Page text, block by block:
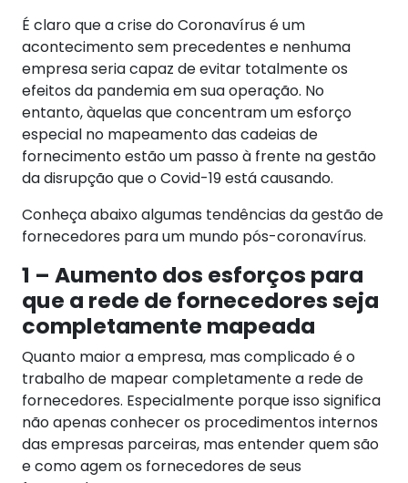
É claro que a crise do Coronavírus é um
acontecimento sem precedentes e nenhuma
empresa seria capaz de evitar totalmente os
efeitos da pandemia em sua operação. No
entanto, àquelas que concentram um esforço
especial no mapeamento das cadeias de
fornecimento estão um passo à frente na gestão
da disrupção que o Covid-19 está causando.
Conheça abaixo algumas tendências da gestão de
fornecedores para um mundo pós-coronavírus.
1 – Aumento dos esforços para
que a rede de fornecedores seja
completamente mapeada
Quanto maior a empresa, mas complicado é o
trabalho de mapear completamente a rede de
fornecedores. Especialmente porque isso significa
não apenas conhecer os procedimentos internos
das empresas parceiras, mas entender quem são
e como agem os fornecedores de seus